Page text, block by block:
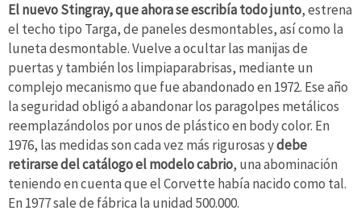
El nuevo Stingray, que ahora se escribía todo junto, estrena
el techo tipo Targa, de paneles desmontables, así como la
luneta desmontable. Vuelve a ocultar las manijas de
puertas y también los limpiaparabrisas, mediante un
complejo mecanismo que fue abandonado en 1972. Ese año
la seguridad obligó a abandonar los paragolpes metálicos
reemplazándolos por unos de plástico en body color. En
1976, las medidas son cada vez más rigurosas ydebe
retirarse del catálogo el modelo cabrio, una abominación
teniendo en cuenta que el Corvette había nacido como tal.
En 1977 sale de fábrica la unidad 500.000.